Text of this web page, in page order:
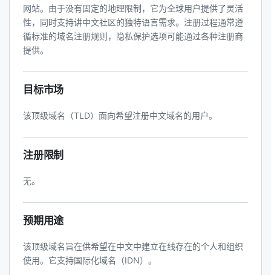
网站。由于没有固定的地理限制，它为全球用户提供了灵活
性，同时支持讲中文社区的独特语言需求。注册过程通常遵
循标准的域名注册规则，隐私保护选项可能通过各种注册商
提供。
目标市场
该顶级域名（TLD）面向希望注册中文域名的用户。
注册限制
无。
预期用途
该顶级域名旨在供希望在中文中建立在线存在的个人和组织
使用。它支持国际化域名（IDN）。